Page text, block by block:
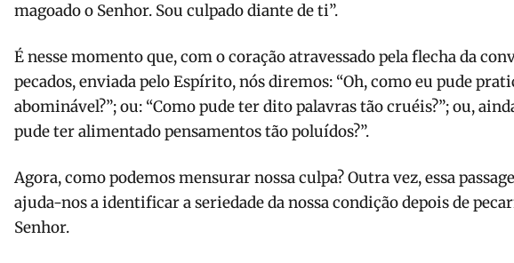
magoado o Senhor. Sou culpado diante de ti”.
É nesse momento que, com o coração atravessado pela flecha da
pecados, enviada pelo Espírito, nós diremos: “Oh, como eu pude
abominável?”; ou: “Como pude ter dito palavras tão cruéis?”; ou,
pude ter alimentado pensamentos tão poluídos?”.
Agora, como podemos mensurar nossa culpa? Outra vez, essa
ajuda-nos a identificar a seriedade da nossa condição depois de
Senhor.